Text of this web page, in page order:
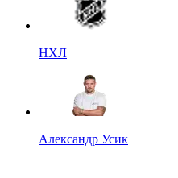
НХЛ
Александр Усик